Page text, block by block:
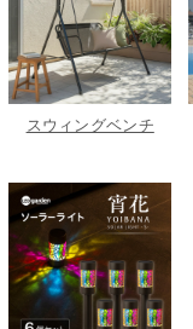
スウィングベンチ